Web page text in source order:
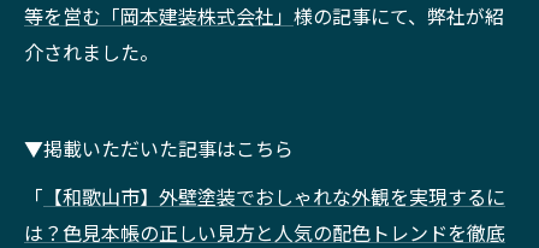
等を営む「岡本建装株式会社」 様の記事にて、弊社が紹
介されました。
▼掲載いただいた記事はこちら
「 【和歌山市】外壁塗装でおしゃれな外観を実現するに
は？色見本帳の正しい見方と人気の配色トレンドを徹底